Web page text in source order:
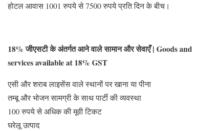
होटल आवास 1001 रुपये से 7500 रुपये प्रति दिन के बीच।
18% जीएसटी के अंतर्गत आने वाले सामान और सेवाएँ | Goods and
services available at 18% GST
एसी और शराब लाइसेंस वाले स्थानों पर खाना या पीना
तम्बू और भोजन सामग्री के साथ पार्टी की व्यवस्था
100 रुपये से अधिक की मूवी टिकट
घरेलू उत्पाद